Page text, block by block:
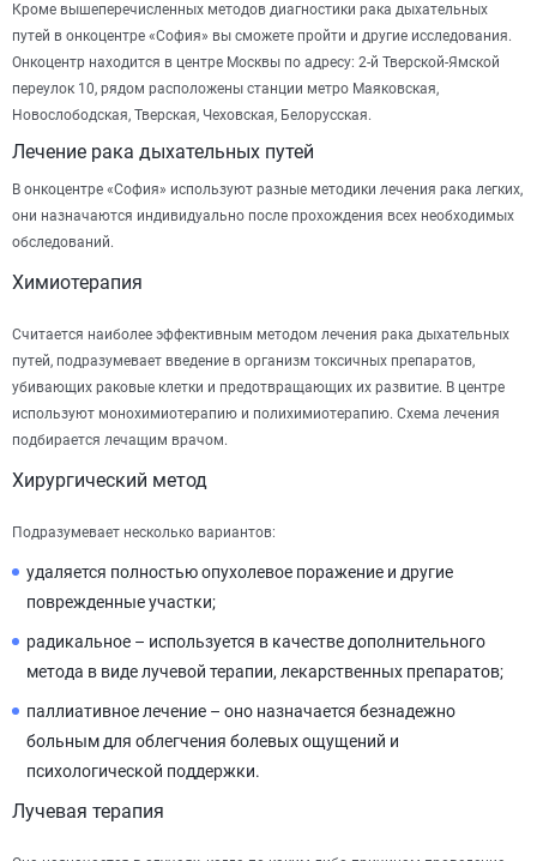
Кроме вышеперечисленных методов диагностики рака дыхательных
путей в онкоцентре «София» вы сможете пройти и другие исследования.
Онкоцентр находится в центре Москвы по адресу: 2-й Тверской-Ямской
переулок 10, рядом расположены станции метро Маяковская,
Новослободская, Тверская, Чеховская, Белорусская.
Лечение рака дыхательных путей
В онкоцентре «София» используют разные методики лечения рака легких,
они назначаются индивидуально после прохождения всех необходимых
обследований.
Химиотерапия
Считается наиболее эффективным методом лечения рака дыхательных
путей, подразумевает введение в организм токсичных препаратов,
убивающих раковые клетки и предотвращающих их развитие. В центре
используют монохимиотерапию и полихимиотерапию. Схема лечения
подбирается лечащим врачом.
Хирургический метод
Подразумевает несколько вариантов:
удаляется полностью опухолевое поражение и другие
поврежденные участки;
радикальное – используется в качестве дополнительного
метода в виде лучевой терапии, лекарственных препаратов;
паллиативное лечение – оно назначается безнадежно
больным для облегчения болевых ощущений и
психологической поддержки.
Лучевая терапия